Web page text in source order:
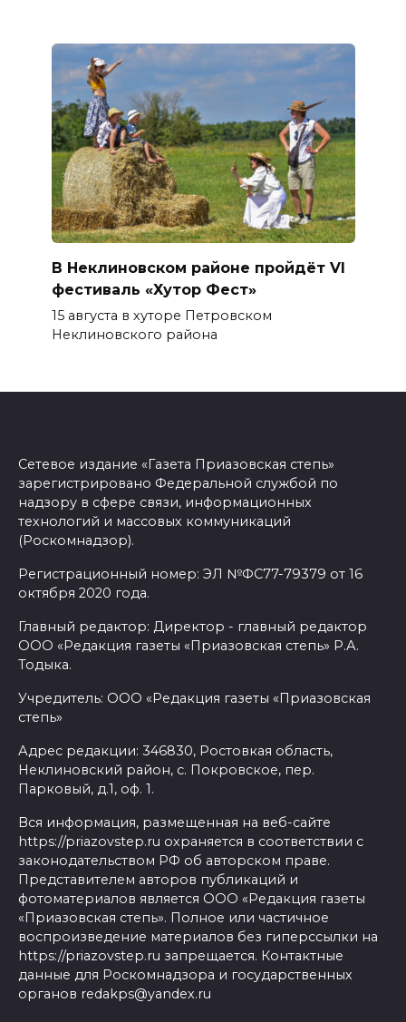
В Неклиновском районе пройдёт VI
фестиваль «Хутор Фест»
15 августа в хуторе Петровском
Неклиновского района
Сетевое издание «Газета Приазовская степь»
зарегистрировано Федеральной службой по
надзору в сфере связи, информационных
технологий и массовых коммуникаций
(Роскомнадзор).
Регистрационный номер: ЭЛ №ФС77-79379 от 16
октября 2020 года.
Главный редактор: Директор - главный редактор
ООО «Редакция газеты «Приазовская степь» Р.А.
Тодыка.
Учредитель: ООО «Редакция газеты «Приазовская
степь»
Адрес редакции: 346830, Ростовкая область,
Неклиновский район, с. Покровское, пер.
Парковый, д.1, оф. 1.
Вся информация, размещенная на веб-сайте
https://priazovstep.ru охраняется в соответствии с
законодательством РФ об авторском праве.
Представителем авторов публикаций и
фотоматериалов является ООО «Редакция газеты
«Приазовская степь». Полное или частичное
воспроизведение материалов без гиперссылки на
https://priazovstep.ru запрещается. Контактные
данные для Роскомнадзора и государственных
органов redakps@yandex.ru